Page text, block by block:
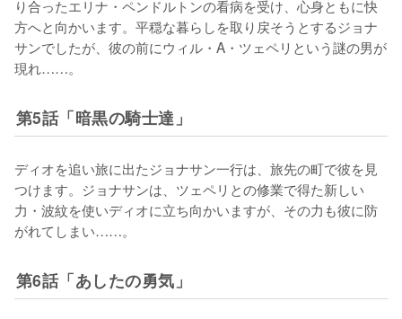
り合ったエリナ・ペンドルトンの看病を受け、心身ともに快
方へと向かいます。平穏な暮らしを取り戻そうとするジョナ
サンでしたが、彼の前にウィル・A・ツェペリという謎の男が
現れ……。
第5話「暗黒の騎士達」
ディオを追い旅に出たジョナサン一行は、旅先の町で彼を見
つけます。ジョナサンは、ツェペリとの修業で得た新しい
力・波紋を使いディオに立ち向かいますが、その力も彼に防
がれてしまい……。
第6話「あしたの勇気」